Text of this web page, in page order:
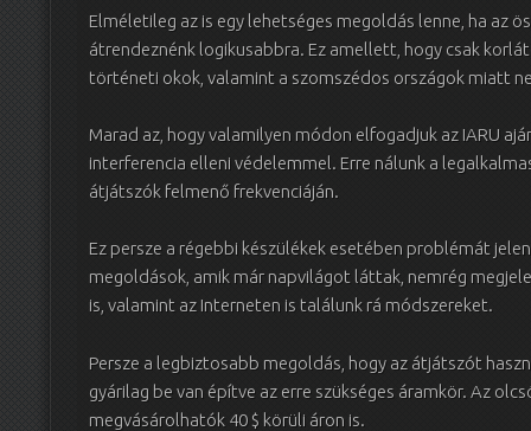
Elméletileg az is egy lehetséges megoldás lenne, ha az
átrendeznénk logikusabbra. Ez amellett, hogy csak
történeti okok, valamint a szomszédos országok miatt
Marad az, hogy valamilyen módon elfogadjuk az IARU
interferencia elleni védelemmel. Erre nálunk a
átjátszók felmenő frekvenciáján.
Ez persze a régebbi készülékek esetében problémát
megoldások, amik már napvilágot láttak, nemrég
is, valamint az Interneten is találunk rá módszereket.
Persze a legbiztosabb megoldás, hogy az átjátszót
gyárilag be van építve az erre szükséges áramkör. Az
megvásárolhatók 40 $ körüli áron is.